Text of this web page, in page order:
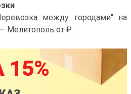
между городами" на
Мелитополь от ₽.